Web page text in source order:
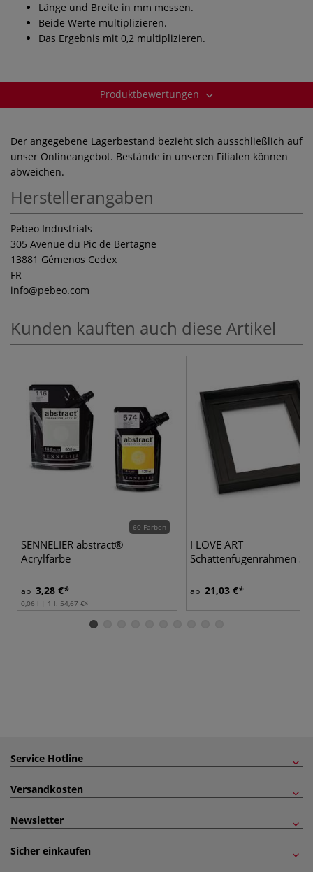
Länge und Breite in mm messen.
Beide Werte multiplizieren.
Das Ergebnis mit 0,2 multiplizieren.
Produktbewertungen
Der angegebene Lagerbestand bezieht sich ausschließlich auf
unser Onlineangebot. Bestände in unseren Filialen können
abweichen.
Herstellerangaben
Pebeo Industrials
305 Avenue du Pic de Bertagne
13881 Gémenos Cedex
FR
info@pebeo.com
Kunden kauften auch diese Artikel
60 Farben
SENNELIER abstract®
Acrylfarbe
ab 3,28 €
0,06 l | 1 l: 54,67 €
I LOVE ART
Schattenfugenrahmen
ab 21,03 €
Service Hotline
Versandkosten
Newsletter
Sicher einkaufen